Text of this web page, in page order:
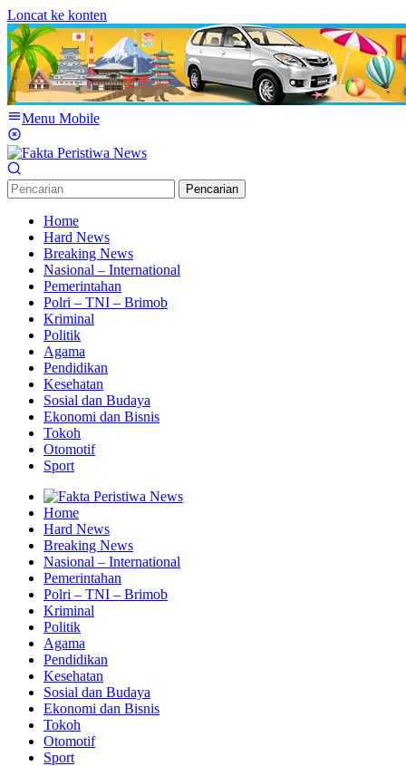
Loncat ke konten
Menu Mobile
Pencarian
Home
Hard News
Breaking News
Nasional – International
Pemerintahan
Polri – TNI – Brimob
Kriminal
Politik
Agama
Pendidikan
Kesehatan
Sosial dan Budaya
Ekonomi dan Bisnis
Tokoh
Otomotif
Sport
Home
Hard News
Breaking News
Nasional – International
Pemerintahan
Polri – TNI – Brimob
Kriminal
Politik
Agama
Pendidikan
Kesehatan
Sosial dan Budaya
Ekonomi dan Bisnis
Tokoh
Otomotif
Sport